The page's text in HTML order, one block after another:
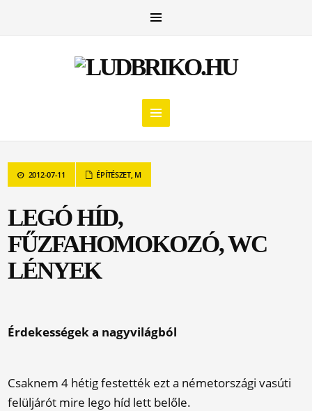
2012-07-11 ÉPÍTÉSZET, M
LEGÓ HÍD,
FŰZFAHOMOKOZÓ, WC
LÉNYEK
Érdekességek a nagyvilágból
Csaknem 4 hétig festették ezt a németországi vasúti
felüljárót mire lego híd lett belőle.